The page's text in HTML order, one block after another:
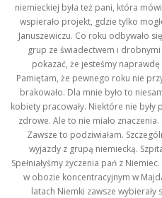
niemieckiej była też pani, która
wspierało projekt, gdzie tylko
Januszewiczu. Co roku odbywało
grup ze świadectwem i
pokazać, że jesteśmy
Pamiętam, że pewnego roku nie
brakowało. Dla mnie było to
kobiety pracowały. Niektóre nie były
zdrowe. Ale to nie miało
Zawsze to podziwiałam.
wyjazdy z grupą niemiecką.
Spełniałyśmy życzenia pań z
w obozie koncentracyjnym w
latach Niemki zawsze